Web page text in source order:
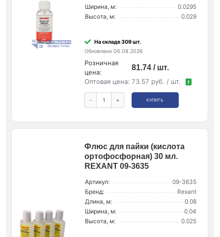
Ширина, м:
0.0295
Высота, м:
0.029
На складе 309 шт.
Обновлено 06.08.2026
Розничная
цена:
81.74 / шт.
Оптовая цена: 73.57 руб. / шт. !
- + КУПИТЬ
Флюс для пайки (кислота
ортофосфорная) 30 мл.
REXANT 09-3635
Артикул:
09-3635
Бренд:
Rexant
Длина, м:
0.08
Ширина, м:
0.04
Высота, м:
0.025